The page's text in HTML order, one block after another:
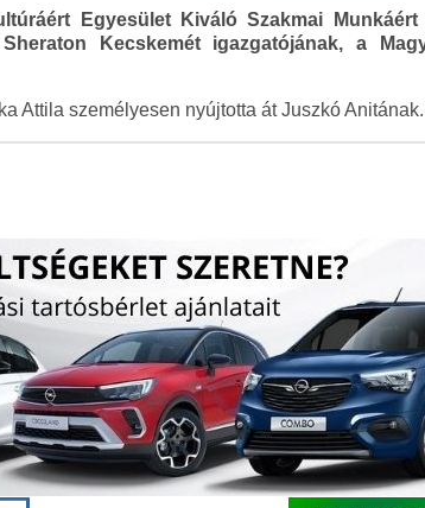
Egyesület Kiváló Szakmai Munkáért
Kecskemét igazgatójának, a
Attila személyesen nyújtotta át Juszkó Anitának.